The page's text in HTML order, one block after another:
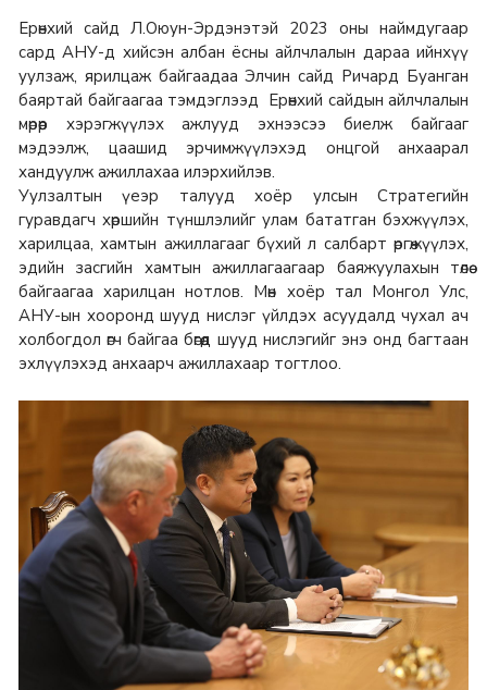
Ерөнхий сайд Л.Оюун-Эрдэнэтэй 2023 оны наймдугаар
сард АНУ-д хийсэн албан ёсны айлчлалын дараа ийнхүү
уулзаж, ярилцаж байгаадаа Элчин сайд Ричард Буанган
баяртай байгаагаа тэмдэглээд Ерөнхий сайдын айлчлалын
мөрөөр хэрэгжүүлэх ажлууд эхнээсээ биелж байгааг
мэдээлж, цаашид эрчимжүүлэхэд онцгой анхаарал
хандуулж ажиллахаа илэрхийлэв.
Уулзалтын үеэр талууд хоёр улсын Стратегийн
гуравдагч хөршийн түншлэлийг улам бататган бэхжүүлэх,
харилцаа, хамтын ажиллагааг бүхий л салбарт өргөжүүлэх,
эдийн засгийн хамтын ажиллагаагаар баяжуулахын төлөө
байгаагаа харилцан нотлов. Мөн хоёр тал Монгол Улс,
АНУ-ын хооронд шууд нислэг үйлдэх асуудалд чухал ач
холбогдол өгч байгаа бөгөөд шууд нислэгийг энэ онд багтаан
эхлүүлэхэд анхаарч ажиллахаар тогтлоо.